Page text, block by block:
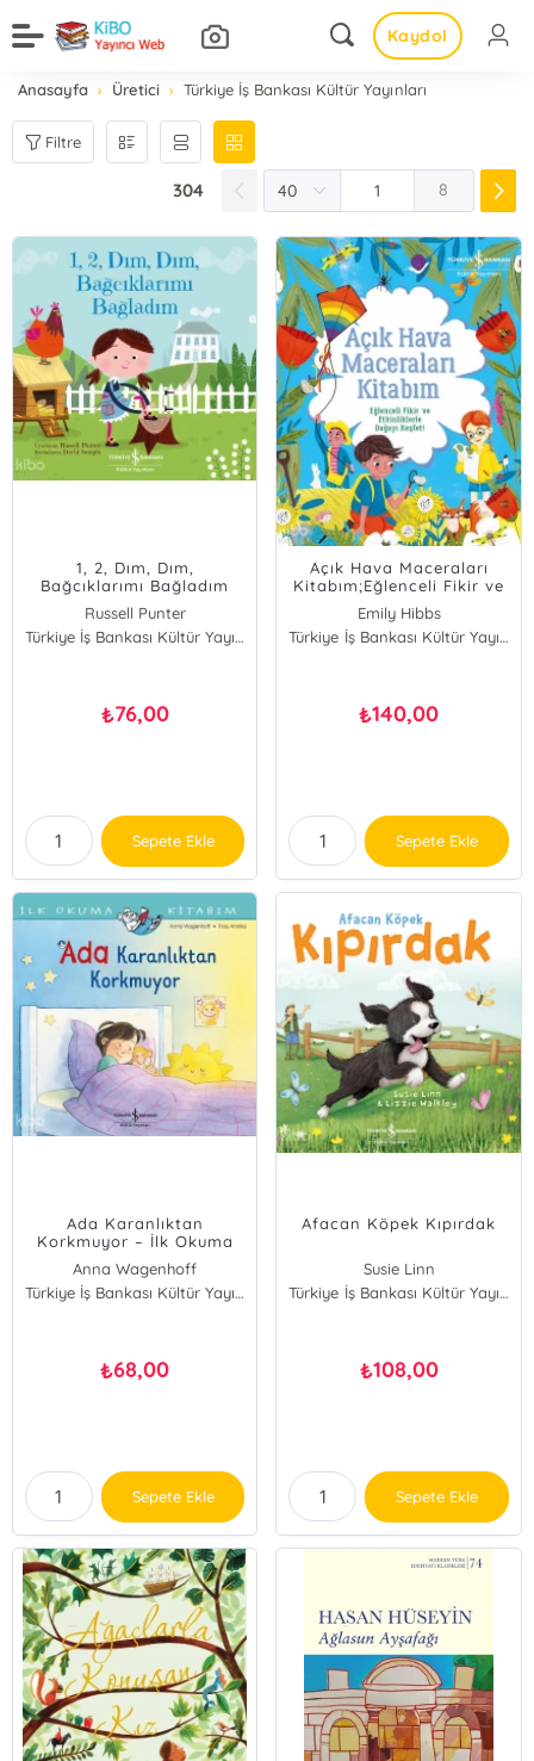
Kaydol
Anasayfa Üretici Türkiye İş Bankası Kültür Yayınları
Filtre
304 8
1, 2, Dım, Dım,
Bağcıklarımı Bağladım
Russell Punter
Türkiye İş Bankası Kültür Yayınları
₺76,00
Sepete Ekle
Açık Hava Maceraları
Kitabım;Eğlenceli Fikir ve
Etkinliklerle Doğayı
Keşfet!
Emily Hibbs
Türkiye İş Bankası Kültür Yayınları
₺140,00
Sepete Ekle
Ada Karanlıktan
Korkmuyor – İlk Okuma
Anna Wagenhoff
Türkiye İş Bankası Kültür Yayınları
₺68,00
Sepete Ekle
Afacan Köpek Kıpırdak
Susie Linn
Türkiye İş Bankası Kültür Yayınları
₺108,00
Sepete Ekle